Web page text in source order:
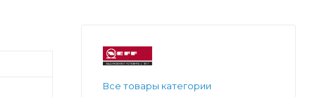
Все товары категории